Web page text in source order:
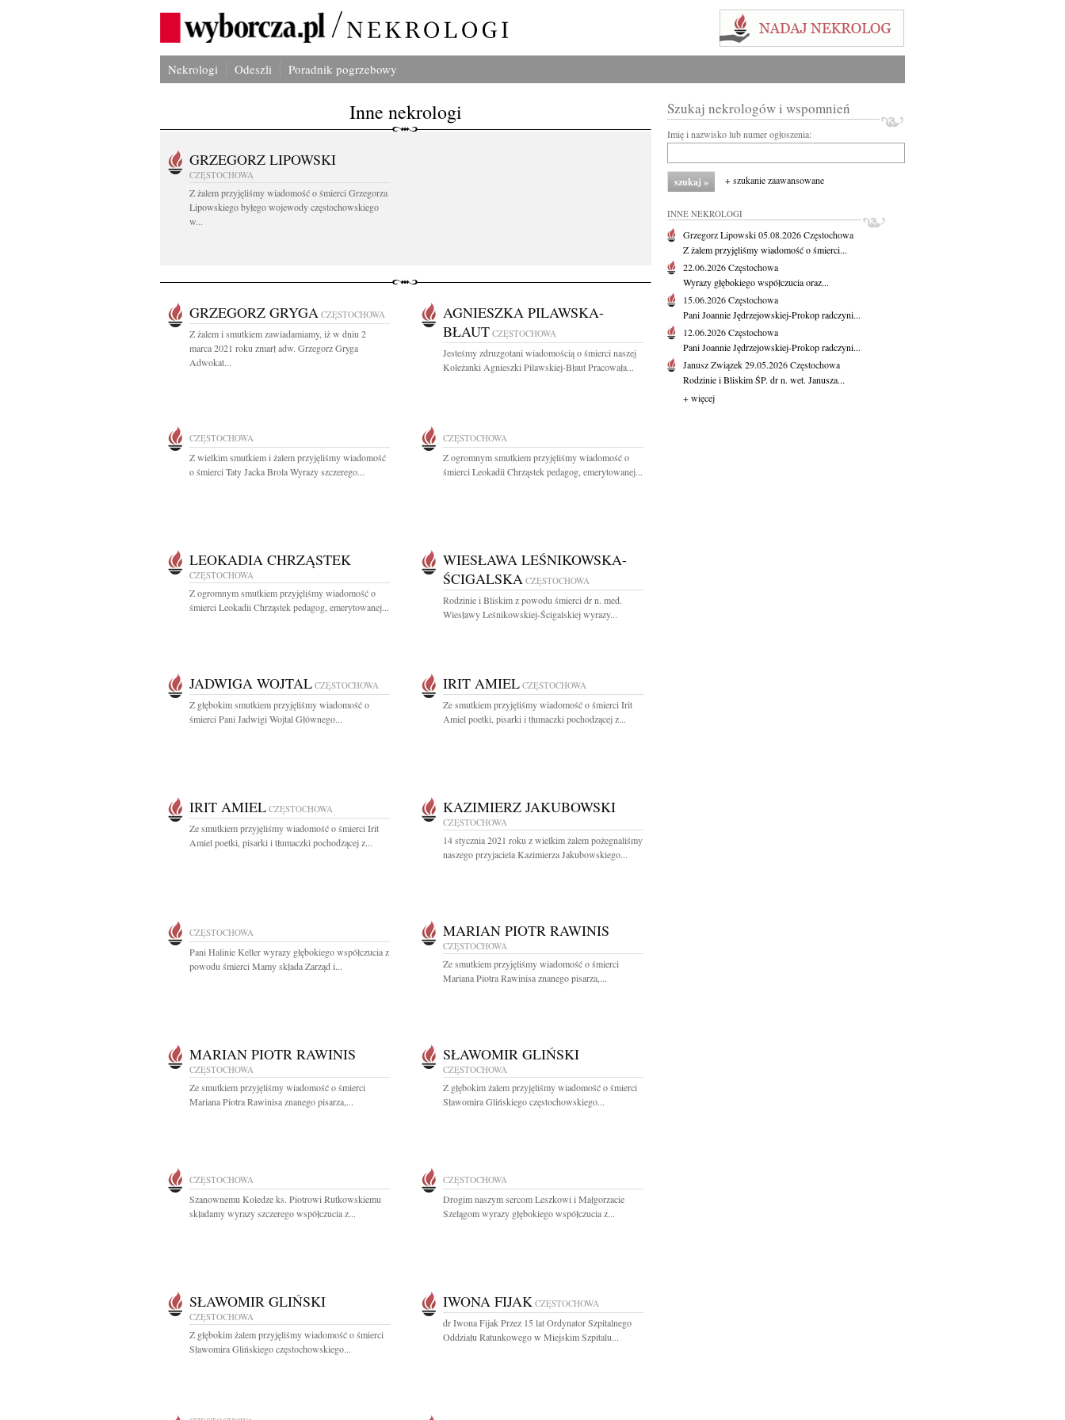
Nekrologi Odeszli Poradnik pogrzebowy
Inne nekrologi
GRZEGORZ LIPOWSKI
CZĘSTOCHOWA
Z żalem przyjęliśmy wiadomość o śmierci Grzegorza
Lipowskiego byłego wojewody częstochowskiego
w...
GRZEGORZ GRYGA CZĘSTOCHOWA
Z żalem i smutkiem zawiadamiamy, iż w dniu 2
marca 2021 roku zmarł adw. Grzegorz Gryga
Adwokat...
AGNIESZKA PILAWSKA-
BŁAUT CZĘSTOCHOWA
Jesteśmy zdruzgotani wiadomością o śmierci naszej
Koleżanki Agnieszki Pilawskiej-Błaut Pracowała...
CZĘSTOCHOWA
Z wielkim smutkiem i żalem przyjęliśmy wiadomość
o śmierci Taty Jacka Brola Wyrazy szczerego...
CZĘSTOCHOWA
Z ogromnym smutkiem przyjęliśmy wiadomość o
śmierci Leokadii Chrząstek pedagog, emerytowanej...
LEOKADIA CHRZĄSTEK
CZĘSTOCHOWA
Z ogromnym smutkiem przyjęliśmy wiadomość o
śmierci Leokadii Chrząstek pedagog, emerytowanej...
WIESŁAWA LEŚNIKOWSKA-
ŚCIGALSKA CZĘSTOCHOWA
Rodzinie i Bliskim z powodu śmierci dr n. med.
Wiesławy Leśnikowskiej-Ścigalskiej wyrazy...
JADWIGA WOJTAL CZĘSTOCHOWA
Z głębokim smutkiem przyjęliśmy wiadomość o
śmierci Pani Jadwigi Wojtal Głównego...
IRIT AMIEL CZĘSTOCHOWA
Ze smutkiem przyjęliśmy wiadomość o śmierci Irit
Amiel poetki, pisarki i tłumaczki pochodzącej z...
IRIT AMIEL CZĘSTOCHOWA
Ze smutkiem przyjęliśmy wiadomość o śmierci Irit
Amiel poetki, pisarki i tłumaczki pochodzącej z...
KAZIMIERZ JAKUBOWSKI
CZĘSTOCHOWA
14 stycznia 2021 roku z wielkim żalem pożegnaliśmy
naszego przyjaciela Kazimierza Jakubowskiego...
CZĘSTOCHOWA
Pani Halinie Keller wyrazy głębokiego współczucia z
powodu śmierci Mamy składa Zarząd i...
MARIAN PIOTR RAWINIS
CZĘSTOCHOWA
Ze smutkiem przyjęliśmy wiadomość o śmierci
Mariana Piotra Rawinisa znanego pisarza,...
MARIAN PIOTR RAWINIS
CZĘSTOCHOWA
Ze smutkiem przyjęliśmy wiadomość o śmierci
Mariana Piotra Rawinisa znanego pisarza,...
SŁAWOMIR GLIŃSKI
CZĘSTOCHOWA
Z głębokim żalem przyjęliśmy wiadomość o śmierci
Sławomira Glińskiego częstochowskiego...
CZĘSTOCHOWA
Szanownemu Koledze ks. Piotrowi Rutkowskiemu
składamy wyrazy szczerego współczucia z...
CZĘSTOCHOWA
Drogim naszym sercom Leszkowi i Małgorzacie
Szelągom wyrazy głębokiego współczucia z...
SŁAWOMIR GLIŃSKI
CZĘSTOCHOWA
Z głębokim żalem przyjęliśmy wiadomość o śmierci
Sławomira Glińskiego częstochowskiego...
IWONA FIJAK CZĘSTOCHOWA
dr Iwona Fijak Przez 15 lat Ordynator Szpitalnego
Oddziału Ratunkowego w Miejskim Szpitalu...
Szukaj nekrologów i wspomnień
Imię i nazwisko lub numer ogłoszenia:
+ szukanie zaawansowane
INNE NEKROLOGI
Grzegorz Lipowski05.08.2026Częstochowa
Z żalem przyjęliśmy wiadomość o śmierci...
22.06.2026Częstochowa
Wyrazy głębokiego współczucia oraz...
15.06.2026Częstochowa
Pani Joannie Jędrzejowskiej-Prokop radczyni...
12.06.2026Częstochowa
Pani Joannie Jędrzejowskiej-Prokop radczyni...
Janusz Związek29.05.2026Częstochowa
Rodzinie i Bliskim ŚP. dr n. wet. Janusza...
+ więcej